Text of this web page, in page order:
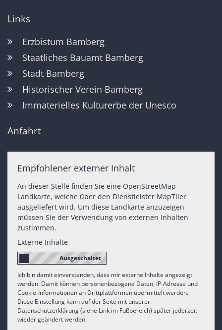
Links
Erzbistum Bamberg
Staatliches Bauamt Bamberg
Stadt Bamberg
Historischer Verein Bamberg
Immaterielles Kulturerbe der Unesco
Anfahrt
Empfohlener externer Inhalt
An dieser Stelle finden Sie eine OpenStreetMap
Landkarte, welche über den Dienstleister MapTiler
ausgeliefert wird. Um diese Landkarte anzuzeigen
müssen Sie der Verwendung von externen Inhalten
zustimmen.
Externe Inhalte
Ich bin damit einverstanden, dass mir externe Inhalte angezeigt
werden. Damit können personenbezogene Daten, IP-Adresse und
Cookie-Informationen an Drittplattformen übermittelt werden.
Diese Einstellung kann auf der Seite mit unserer
Datenschutzerklärung (siehe Link im Fußbereich) später jederzeit
wieder geändert werden.